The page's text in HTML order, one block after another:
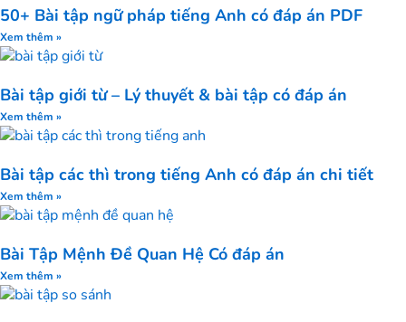
50+ Bài tập ngữ pháp tiếng Anh có đáp án PDF
Xem thêm »
Bài tập giới từ – Lý thuyết & bài tập có đáp án
Xem thêm »
Bài tập các thì trong tiếng Anh có đáp án chi tiết
Xem thêm »
Bài Tập Mệnh Đề Quan Hệ Có đáp án
Xem thêm »